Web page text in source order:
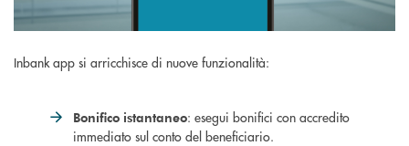
Inbank app si arricchisce di nuove funzionalità:
Bonifico istantaneo: esegui bonifici con accredito
immediato sul conto del beneficiario.